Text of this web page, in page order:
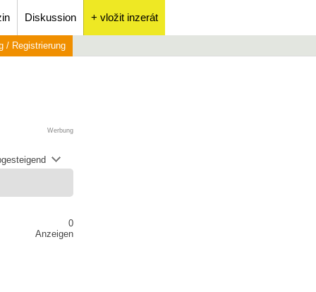
Diskussion + vložit inzerát
/ Registrierung
Werbung
0
Anzeigen